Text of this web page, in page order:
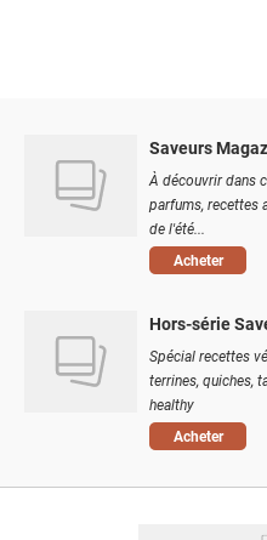
Saveurs
À découvrir dans
parfums, recettes
de l'été...
Acheter
Hors-série
Spécial recettes
terrines, quiches,
healthy
Acheter